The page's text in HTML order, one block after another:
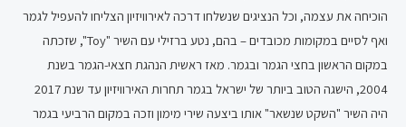
הוכיחה את עצמה, וכל הנציגים שנשלחו דרכה לאירוויזיון הצליחו להעפיל לגמר
ואף לסיים במקומות מכובדים – בהם, נטע ברזילי עם השיר "Toy", שזכתה
במקום הראשון בחצי הגמר ובגמר. מאז ראשית הנהגת חצאי-הגמר בשנת
2004, הישגה הטוב ביותר של ישראל בגמר תחרות האירוויזיון עד שנת 2017
היה השיר "השקט שנשאר" אותו ביצעה שירי מימון וזכה במקום הרביעי בגמר